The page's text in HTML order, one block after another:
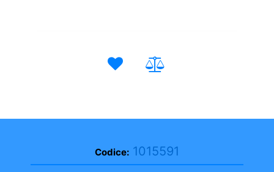
Codice: 1015591